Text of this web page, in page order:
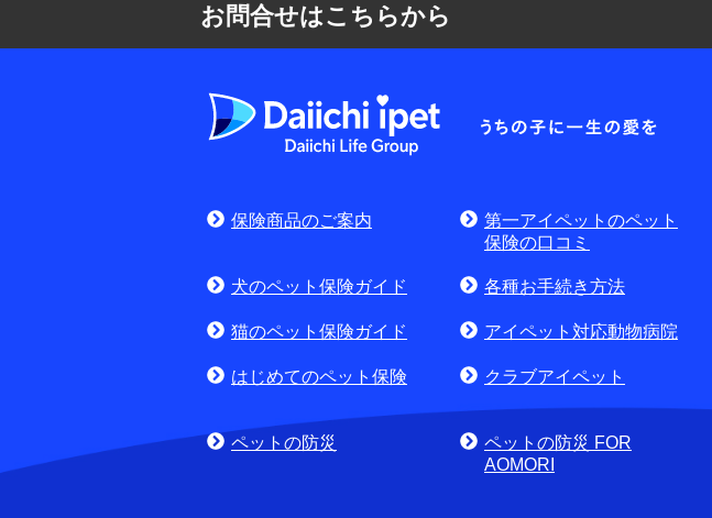
お問合せはこちらから
よくある質問
(商品に関するお問合せ・資料請求)
保険商品のご案内
第一アイペットのペット
保険の口コミ
犬のペット保険ガイド 各種お手続き方法
猫のペット保険ガイド アイペット対応動物病院
はじめてのペット保険 クラブアイペット
ペットの防災
ペットの防災 FOR
AOMORI